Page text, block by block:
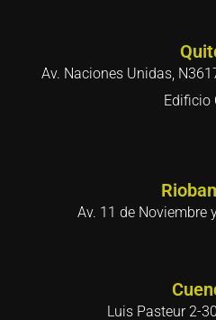
Av. Naciones Unidas,
Edificio
Av. 11 de Noviembre
Luis Pasteur 2-